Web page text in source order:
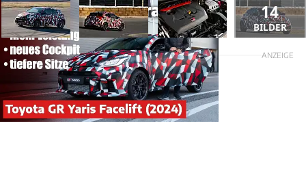
14
BILDER
ANZEIGE